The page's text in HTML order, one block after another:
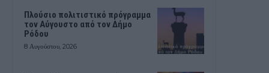
Πλούσιο πολιτιστικό πρόγραμμα
τον Αύγουστο από τον Δήμο
Ρόδου
8 Αυγούστου, 2026